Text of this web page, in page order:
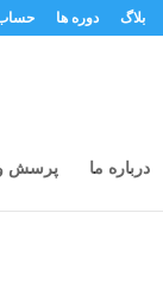
بلاگ دوره ها
درباره ما پرسش